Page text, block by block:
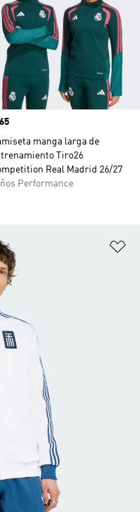
manga larga de
Tiro26
Real Madrid 26/27
Performance